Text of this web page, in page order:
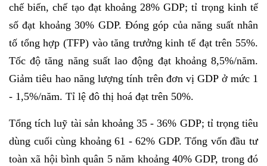
chế biến, chế tạo đạt khoảng 28% GDP; tỉ trọng kinh tế
số đạt khoảng 30% GDP. Đóng góp của năng suất nhân
tố tổng hợp (TFP) vào tăng trưởng kinh tế đạt trên 55%.
Tốc độ tăng năng suất lao động đạt khoảng 8,5%/năm.
Giảm tiêu hao năng lượng tính trên đơn vị GDP ở mức 1
- 1,5%/năm. Tỉ lệ đô thị hoá đạt trên 50%.
Tổng tích luỹ tài sản khoảng 35 - 36% GDP; tỉ trọng tiêu
dùng cuối cùng khoảng 61 - 62% GDP. Tổng vốn đầu tư
toàn xã hội bình quân 5 năm khoảng 40% GDP, trong đó